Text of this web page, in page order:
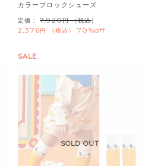
カラーブロックシューズ
定価： 7,920 （税込）
2,376 税込 70%off
SOLD OUT
SALE